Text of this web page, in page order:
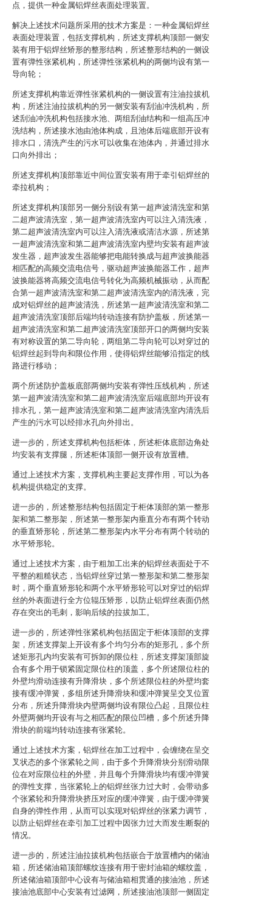
点，提供一种金属铝焊丝表面处理装置。
解决上述技术问题所采用的技术方案是：一种金属铝焊丝
表面处理装置，包括支撑机构，所述支撑机构顶部一侧安
装有用于铝焊丝矫形的整形结构，所述整形结构的一侧设
置有弹性张紧机构，所述弹性张紧机构的两侧均设有第一
导向轮；
所述支撑机构靠近弹性张紧机构的一侧设置有注油拉拔机
构，所述注油拉拔机构的另一侧安装有刮油冲洗机构，所
述刮油冲洗机构包括接水池、两组刮油结构和一组高压冲
洗结构，所述接水池由池体构成，且池体后端底部开设有
排水口，清洗产生的污水可以收集在池体内，并通过排水
口向外排出；
所述支撑机构顶部靠近中间位置安装有用于牵引铝焊丝的
牵拉机构；
所述支撑机构顶部另一侧分别设有第一超声波清洗室和第
二超声波清洗室，第一超声波清洗室内可以注入清洗液，
第二超声波清洗室内可以注入清洗液或清洁水源，所述第
一超声波清洗室和第二超声波清洗室内壁均安装有超声波
发生器，超声波发生器能够把电能转换成与超声波换能器
相匹配的高频交流电信号，驱动超声波换能器工作，超声
波换能器将高频交流电信号转化为高频机械振动，从而配
合第一超声波清洗室和第二超声波清洗室内的清洗液，完
成对铝焊丝的超声波清洗，所述第一超声波清洗室和第二
超声波清洗室顶部后端均转动连接有防护盖板，所述第一
超声波清洗室和第二超声波清洗室顶部开口的两侧均安装
有对称设置的第二导向轮，两组第二导向轮可以对穿过的
铝焊丝起到导向和限位作用，使得铝焊丝能够沿指定的线
路进行移动；
两个所述防护盖板底部两侧均安装有弹性压线机构，所述
第一超声波清洗室和第二超声波清洗室后端底部均开设有
排水孔，第一超声波清洗室和第二超声波清洗室内清洗后
产生的污水可以经排水孔向外排出。
进一步的，所述支撑机构包括柜体，所述柜体底部边角处
均安装有支撑腿，所述柜体顶部一侧开设有放置槽。
通过上述技术方案，支撑机构主要起支撑作用，可以为各
机构提供稳定的支撑。
进一步的，所述整形结构包括固定于柜体顶部的第一整形
架和第二整形架，所述第一整形架内垂直分布有两个转动
的垂直矫形轮，所述第二整形架内水平分布有两个转动的
水平矫形轮。
通过上述技术方案，由于粗加工出来的铝焊丝表面处于不
平整的粗糙状态，当铝焊丝穿过第一整形架和第二整形架
时，两个垂直矫形轮和两个水平矫形轮可以对穿过的铝焊
丝的外表面进行全方位辊压矫形，以防止铝焊丝表面仍然
存在突出的毛刺，影响后续的拉拔加工。
进一步的，所述弹性张紧机构包括固定于柜体顶部的支撑
架，所述支撑架上开设有多个均匀分布的矩形孔，多个所
述矩形孔内均安装有可拆卸的限位柱，所述支撑架顶部旋
合有多个用于锁紧固定限位柱的顶盖，多个所述限位柱的
外壁均滑动连接有升降滑块，多个所述限位柱的外壁均套
接有缓冲弹簧，多组所述升降滑块和缓冲弹簧呈交叉位置
分布，所述升降滑块内壁两侧均设有限位凸起，且限位柱
外壁两侧均开设有与之相匹配的限位凹槽，多个所述升降
滑块的前端均转动连接有张紧轮。
通过上述技术方案，铝焊丝在加工过程中，会缠绕在呈交
叉状态的多个张紧轮之间，由于多个升降滑块分别滑动限
位在对应限位柱的外壁，并且每个升降滑块均有缓冲弹簧
的弹性支撑，当张紧轮上的铝焊丝张力过大时，会带动多
个张紧轮和升降滑块挤压对应的缓冲弹簧，由于缓冲弹簧
自身的弹性作用，从而可以实现对铝焊丝的张紧力调节，
以防止铝焊丝在牵引加工过程中因张力过大而发生断裂的
情况。
进一步的，所述注油拉拔机构包括嵌合于放置槽内的储油
箱，所述储油箱顶部螺纹连接有用于密封油箱的螺纹盖，
所述储油箱顶部中心设有与储油箱相贯通的接油池，所述
接油池底部中心安装有过滤网，所述接油池顶部一侧固定